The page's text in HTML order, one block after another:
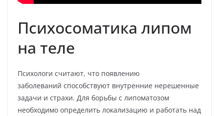
Психосоматика липом
на теле
Психологи считают, что появлению
заболеваний способствуют внутренние нерешенные
задачи и страхи. Для борьбы с липоматозом
необходимо определить локализацию и работать над